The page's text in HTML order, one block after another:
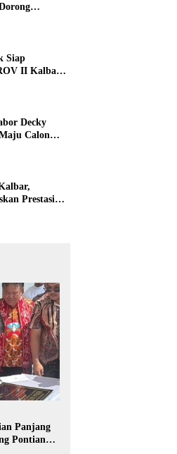
Siap
II Kalbar
Decky
Calon
Prestasi
Panjang
Pontianak,